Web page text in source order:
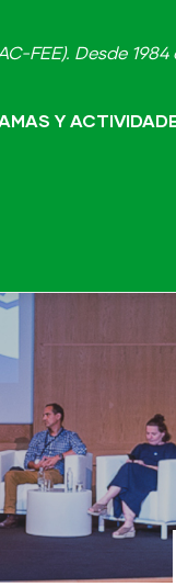
FEE). Desde
Y